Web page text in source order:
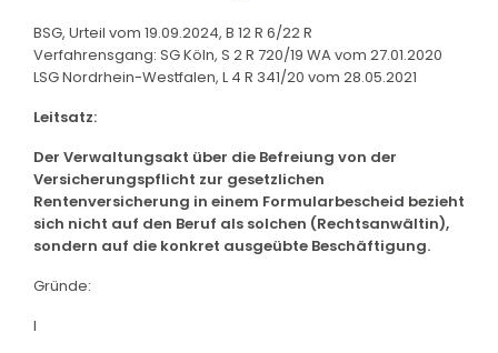
BSG, Urteil vom 19.09.2024, B 12 R 6/22 R
Verfahrensgang: SG Köln, S 2 R 720/19 WA vom 27.01.2020
LSG Nordrhein-Westfalen, L 4 R 341/20 vom 28.05.2021
Leitsatz:
Der Verwaltungsakt über die Befreiung von der
Versicherungspflicht zur gesetzlichen
Rentenversicherung in einem Formularbescheid bezieht
sich nicht auf den Beruf als solchen (Rechtsanwältin),
sondern auf die konkret ausgeübte Beschäftigung.
Gründe:
I